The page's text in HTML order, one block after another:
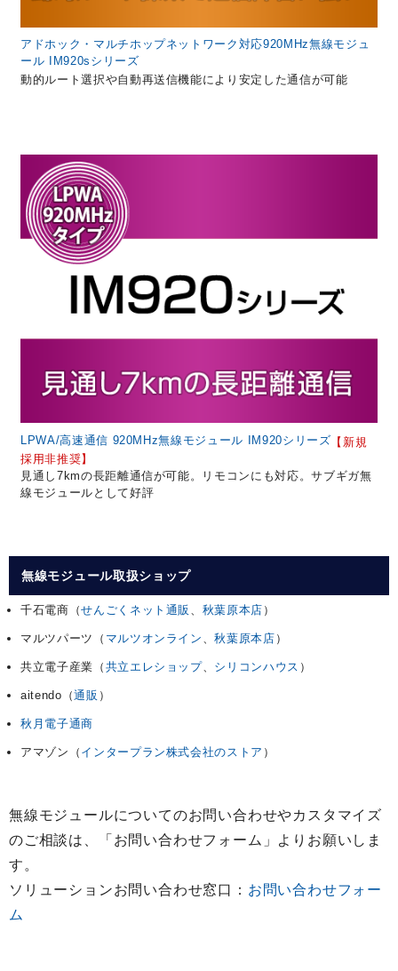
アドホック・マルチホップネットワーク対応920MHz無線モジュ
ール IM920sシリーズ
動的ルート選択や自動再送信機能により安定した通信が可能
LPWA/高速通信 920MHz無線モジュール IM920シリーズ 【新規
採用非推奨】
見通し7kmの長距離通信が可能。リモコンにも対応。サブギガ無
線モジュールとして好評
無線モジュール取扱ショップ
千石電商（せんごくネット通販 秋葉原本店 ）
マルツパーツ（ マルツオンライン 、秋葉原本店 ）
共立電子産業（ 共立エレショップ、 シリコンハウス ）
aitendo（通販 ）
秋月電子通商
アマゾン（ インタープラン株式会社のストア ）
無線モジュールについてのお問い合わせやカスタマイズ
のご相談は、「お問い合わせフォーム」よりお願いしま
す。
ソリューションお問い合わせ窓口： お問い合わせフォー
ム